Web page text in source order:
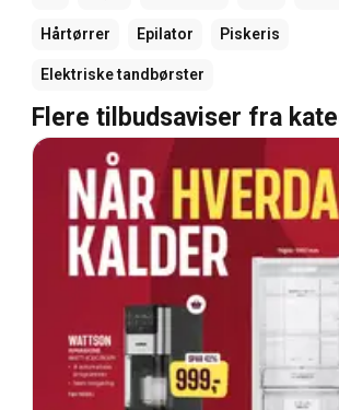
Hårtørrer Epilator Piskeris
Elektriske tandbørster
Flere tilbudsaviser fra